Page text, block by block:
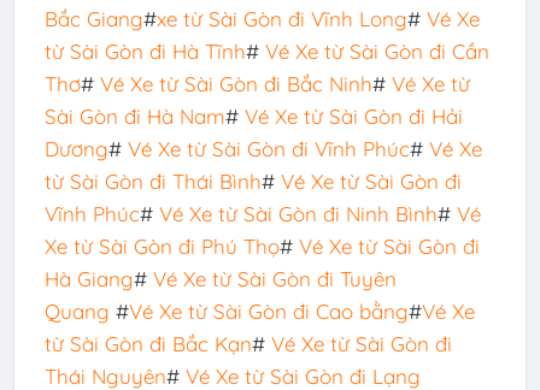
Bắc Giang#xe từ Sài Gòn đi Vĩnh Long# Vé Xe
từ Sài Gòn đi Hà Tĩnh# Vé Xe từ Sài Gòn đi Cần
Thơ# Vé Xe từ Sài Gòn đi Bắc Ninh# Vé Xe từ
Sài Gòn đi Hà Nam# Vé Xe từ Sài Gòn đi Hải
Dương# Vé Xe từ Sài Gòn đi Vĩnh Phúc# Vé Xe
từ Sài Gòn đi Thái Bình# Vé Xe từ Sài Gòn đi
Vĩnh Phúc# Vé Xe từ Sài Gòn đi Ninh Bình# Vé
Xe từ Sài Gòn đi Phú Thọ# Vé Xe từ Sài Gòn đi
Hà Giang# Vé Xe từ Sài Gòn đi Tuyên
Quang #Vé Xe từ Sài Gòn đi Cao bằng#Vé Xe
từ Sài Gòn đi Bắc Kạn# Vé Xe từ Sài Gòn đi
Thái Nguyên# Vé Xe từ Sài Gòn đi Lạng